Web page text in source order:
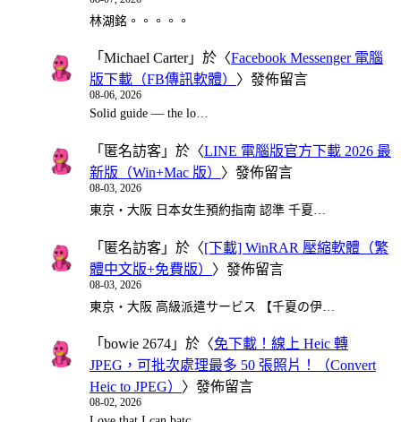
林湖銘。。。。。
「 Michael Carter」於〈Facebook Messenger 電腦
版下載（FB傳訊軟體） 〉發佈留言
08-06, 2026
Solid guide — the lo…
「 匿名訪客 」於〈LINE 電腦版官方下載 2026 最
新版（Win+Mac 版） 〉發佈留言
08-03, 2026
東京・大阪 日本女生預約指南 認準 千夏…
「 匿名訪客 」於〈[下載] WinRAR 壓縮軟體（繁
體中文版+免費版） 〉發佈留言
08-03, 2026
東京・大阪 高級派遣サービス 【千夏の伊…
「 bowie 2674 」於〈免下載！線上 Heic 轉
JPEG，可批次處理最多 50 張照片！（Convert
Heic to JPEG） 〉發佈留言
08-02, 2026